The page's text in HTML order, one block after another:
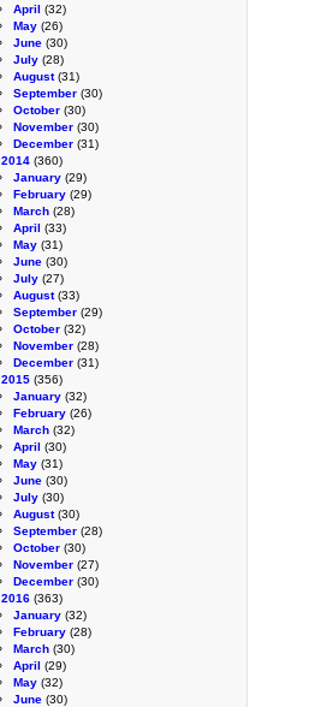
April (32)
May (26)
June (30)
July (28)
August(31)
September (30)
October (30)
November (30)
December (31)
2014 (360)
January (29)
February (29)
March (28)
April (33)
May (31)
June (30)
July (27)
August(33)
September (29)
October (32)
November (28)
December (31)
2015 (356)
January (32)
February (26)
March (32)
April (30)
May (31)
June (30)
July (30)
August(30)
September (28)
October (30)
November (27)
December (30)
2016 (363)
January (32)
February (28)
March (30)
April (29)
May (32)
June (30)